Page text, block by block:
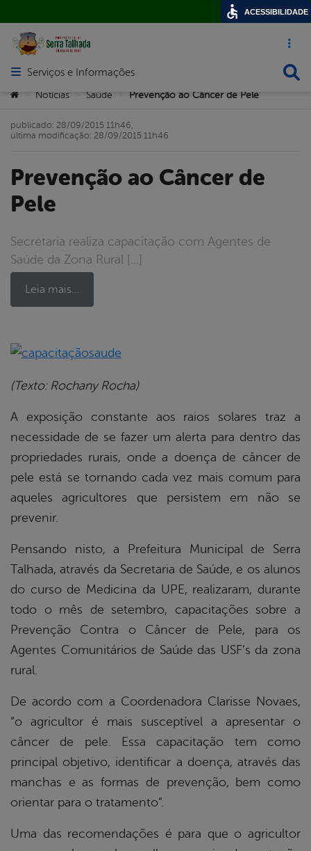
Acesso
Abrir menu principal de navegação
Serviços e Informações
Você está aqui:
Notícias Saúde Prevenção ao Câncer de Pele
Prevenção ao Câncer de
Pele
Secretaria realiza capacitação com Agentes de
Saúde da Zona Rural […]
Leia mais…
publicado: 28/09/2015 11h46,
última modificação: 28/09/2015 11h46
(Texto: Rochany Rocha)
A exposição constante aos raios solares traz a
necessidade de se fazer um alerta para dentro das
propriedades rurais, onde a doença de câncer de
pele está se tornando cada vez mais comum para
aqueles agricultores que persistem em não se
prevenir.
Pensando nisto, a Prefeitura Municipal de Serra
Talhada, através da Secretaria de Saúde, e os alunos
do curso de Medicina da UPE, realizaram, durante
todo o mês de setembro, capacitações sobre a
Prevenção Contra o Câncer de Pele, para os
Agentes Comunitários de Saúde das USF’s da zona
rural.
De acordo com a Coordenadora Clarisse Novaes,
“o agricultor é mais susceptível a apresentar o
câncer de pele. Essa capacitação tem como
principal objetivo, identificar a doença, através das
manchas e as formas de prevenção, bem como
orientar para o tratamento”.
Uma das recomendações é para que o agricultor
ACESSIBILIDADE